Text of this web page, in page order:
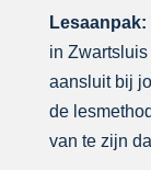
Lesaanpak:
in
aansluit bij
de
van te zijn